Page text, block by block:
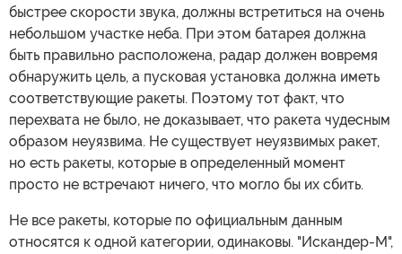
быстрее скорости звука, должны встретиться на очень
небольшом участке неба. При этом батарея должна
быть правильно расположена, радар должен вовремя
обнаружить цель, а пусковая установка должна иметь
соответствующие ракеты. Поэтому тот факт, что
перехвата не было, не доказывает, что ракета чудесным
образом неуязвима. Не существует неуязвимых ракет,
но есть ракеты, которые в определенный момент
просто не встречают ничего, что могло бы их сбить.
Не все ракеты, которые по официальным данным
относятся к одной категории, одинаковы. "Искандер-М",